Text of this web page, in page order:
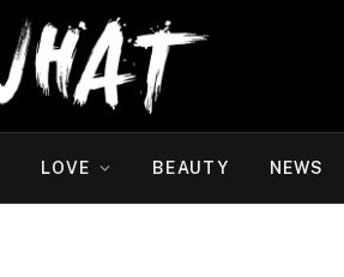
LOVE BEAUTY NEWS